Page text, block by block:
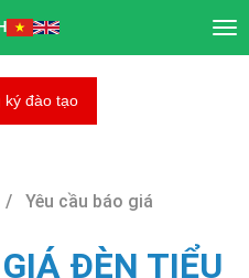
ký đào tạo
Yêu cầu báo giá
ĐÈN TIỂU